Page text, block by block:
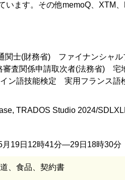
ます。その他memoQ、XTM
関士(財務省) ファイナンシャル
査関係申請取次者(法務省)
ン語技能検定 実用フランス
TRADOS Studio 2024/
月19日12時41分―29日18時30分
、食品、契約書